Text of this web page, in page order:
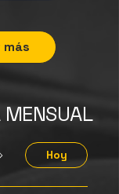
más
Hoy
MENSUAL